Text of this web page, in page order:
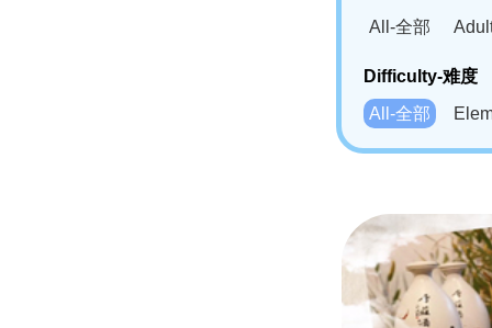
All-全部
Difficulty-难度
All-全部